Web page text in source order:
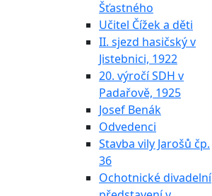
Šťastného
Učitel Čížek a děti
II. sjezd hasičský v
Jistebnici, 1922
20. výročí SDH v
Padařově, 1925
Josef Benák
Odvedenci
Stavba vily Jarošů čp.
36
Ochotnické divadelní